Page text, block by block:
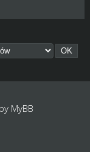
MyBB